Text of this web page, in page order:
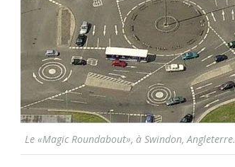
Le «Magic Roundabout», à Swindon, Angleterre.